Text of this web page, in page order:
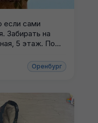
если сами
Забирать на
5 этаж. По
Оренбург